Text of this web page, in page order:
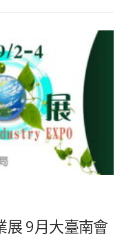
展 9月大臺南會